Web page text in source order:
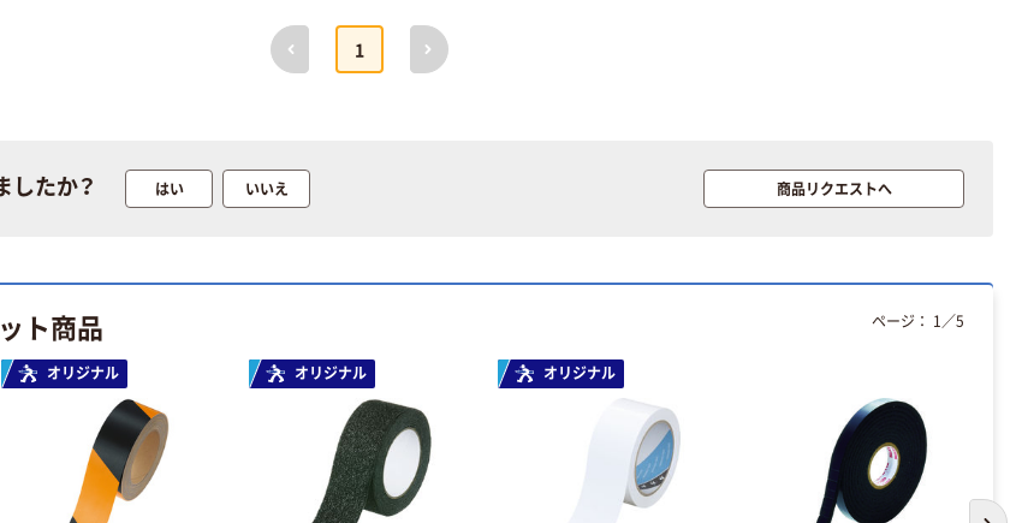
のアプローチなどに貼り付けるすべ
前へ
1
次へ
したか？ はい いいえ 商品リクエストへ
ト商品
オリジナル オリジナル オリジナル
ページ： 1／5
50×15mm
￥386~ （税込）
中判 再生紙
100％ 200枚
FSC認証 シング
ル 大王製紙共同
企画 オリジナル
￥149~
オリジナル
アスクル はたら
￥377~
トファイル エコ
製造）